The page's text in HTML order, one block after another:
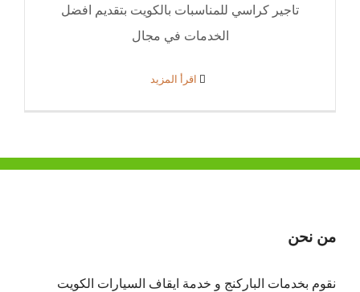
تاجير كراسي للمناسبات بالكويت بتقديم افضل
الخدمات في مجال
من نحن
نقوم بخدمات الباركنج و خدمة ايقاف السيارات الكويت